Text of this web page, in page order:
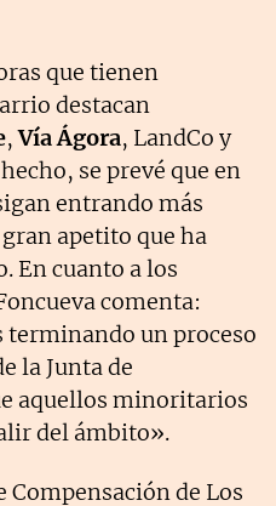
que tienen
destacan
,Vía Ágora, LandCo y
se prevé que en
entrando más
apetito que ha
En cuanto a los
comenta:
un proceso
la Junta de
aquellos minoritarios
del ámbito».
Compensación de Los